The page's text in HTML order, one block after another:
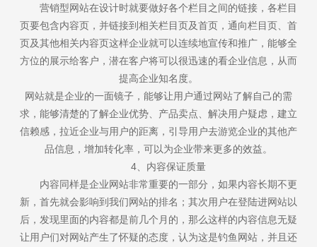
营销型网站在设计时就要做好各个栏目之间的链接，各栏目
页要包含内容页，并链接到相关栏目页及首页，通向栏目页、首
页及其他相关内容页这样企业就可以连续地宣传和推广，能够全
方位的展示给客户，潜在客户将可以很迅速的看企业信息，从而
提高企业知名度。
网站就是企业的一面镜子，能够让用户通过网站了解自己的需
求，能够清楚的了解企业优势、产品卖点、解决用户疑虑，建立
信赖感，拉近企业与用户的距离，引导用户去游览企业的其他产
品信息，增加转化率，可以为企业带来更多的效益。
4、内容保证质量
内容同样是企业网站非常重要的一部分，如果内容长期不更
新，首先就会影响到我们网站的排名；其次用户在登陆进网站以
后，发现里面的内容都是前几个月的，那么这样的内容信息无疑
让用户们对网站产生了怀疑的态度，认为这是钓鱼网站，并且还